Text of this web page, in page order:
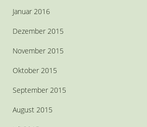
Januar 2016
Dezember 2015
November 2015
Oktober 2015
September 2015
August 2015